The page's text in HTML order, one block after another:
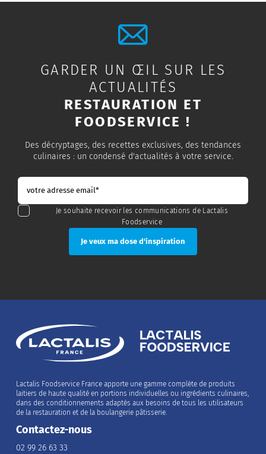
GARDER UN ŒIL SUR LES
ACTUALITÉS
RESTAURATION ET
FOODSERVICE !
Des décryptages, des recettes exclusives, des tendances
culinaires : un condensé d'actualités à votre service.
Je souhaite recevoir les communications de Lactalis
Foodservice
Lactalis Foodservice France apporte une gamme complète de produits
laitiers de haute qualité en portions individuelles ou ingrédients culinaires,
dans des conditionnements adaptés aux besoins de tous les utilisateurs
de la restauration et de la boulangerie pâtisserie.
Contactez-nous
02 99 26 63 33